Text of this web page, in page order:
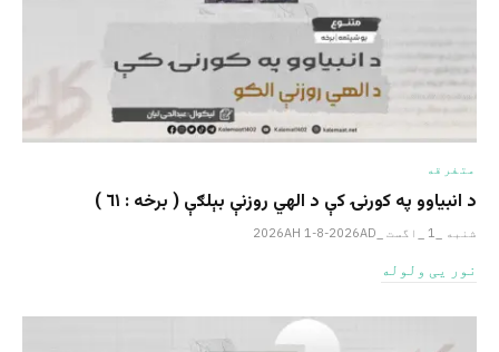
متفرقه
د انبیاوو په کورنۍ کې د الهي روزنې بېلګې ( برخه : ٦١ )
شنبه _1 _اگست _2026AH 1-8-2026AD
نور یی ولوله